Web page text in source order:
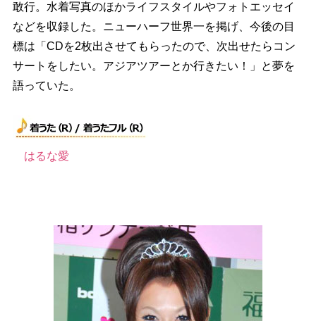
敢行。水着写真のほかライフスタイルやフォトエッセイ
などを収録した。ニューハーフ世界一を掲げ、今後の目
標は「CDを2枚出させてもらったので、次出せたらコン
サートをしたい。アジアツアーとか行きたい！」と夢を
語っていた。
はるな愛